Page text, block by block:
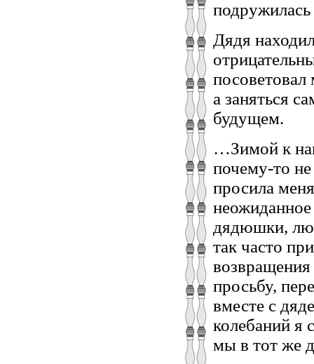
Дядя
посоветовал
а заняться
будущем.
…Зимой к
почему-то
просила
дядюшки,
так часто
возвращения
просьбу,
вместе с
колебаний я
мы в тот же